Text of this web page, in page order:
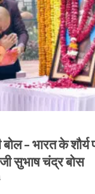
बोल – भारत के
सुभाष चंद्र बोस